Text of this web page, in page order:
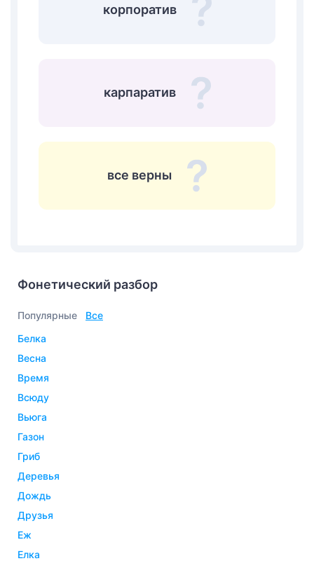
корпоратив
карпаратив
все верны
Фонетический разбор
Популярные
Все
белка
весна
время
всюду
вьюга
газон
гриб
деревья
дождь
друзья
еж
елка